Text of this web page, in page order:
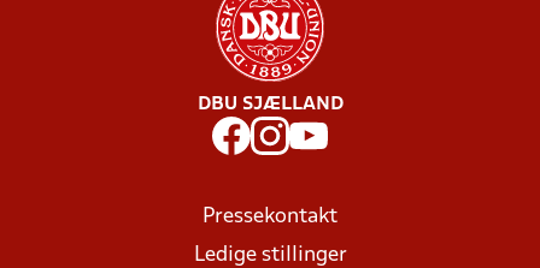
DBU SJÆLLAND
Pressekontakt
Ledige stillinger